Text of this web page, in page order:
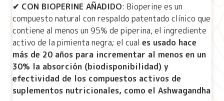
✔ CON BIOPERINE AÑADIDO: Bioperine es un
compuesto natural con respaldo patentado clínico que
contiene al menos un 95% de piperina, el ingrediente
activo de la pimienta negra; el cual es usado hace
más de 20 años para incrementar al menos en un
30% la absorción (biodisponibilidad) y
efectividad de los compuestos activos de
suplementos nutricionales, como el Ashwagandha